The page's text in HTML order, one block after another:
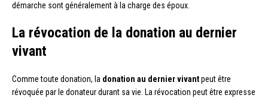
démarche sont généralement à la charge des époux.
La révocation de la donation au dernier
vivant
Comme toute donation, la donation au dernier vivantpeut être
révoquée par le donateur durant sa vie. La révocation peut être expresse